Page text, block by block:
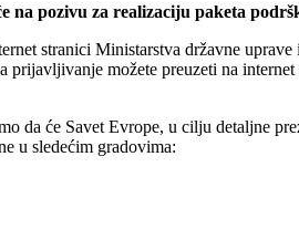
na pozivu za realizaciju paketa
stranici Ministarstva državne
prijavljivanje možete preuzeti na
da će Savet Evrope, u cilju detaljne
u sledećim gradovima: